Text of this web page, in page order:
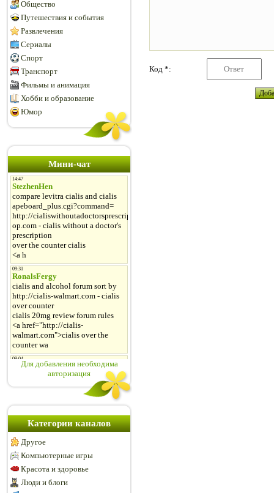
Общество
Путешествия и события
Развлечения
Сериалы
Спорт
Транспорт
Фильмы и анимация
Хобби и образование
Юмор
Мини-чат
Для добавления необходима
авторизация
Категории каналов
Другое
Компьютерные игры
Красота и здоровье
Люди и блоги
Код *: